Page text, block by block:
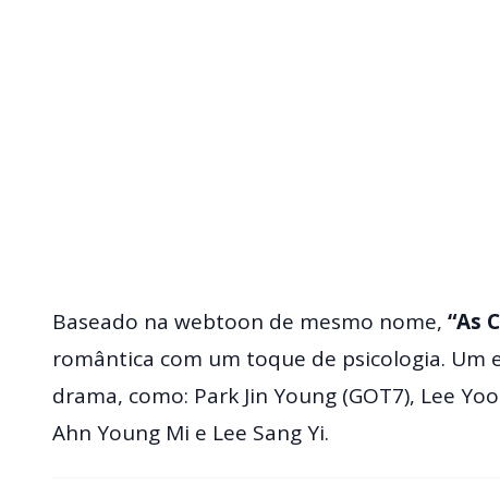
Baseado na webtoon de mesmo nome, “As
romântica com um toque de psicologia. Um
drama, como: Park Jin Young (GOT7), Lee
Ahn Young Mi e Lee Sang Yi.